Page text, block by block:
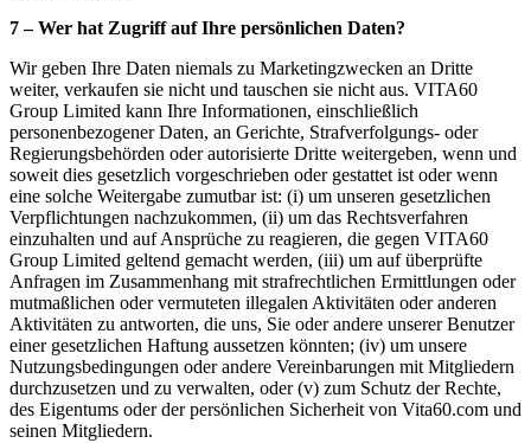
7 – Wer hat Zugriff auf Ihre persönlichen Daten?
Wir geben Ihre Daten niemals zu Marketingzwecken an Dritte
weiter, verkaufen sie nicht und tauschen sie nicht aus. VITA60
Group Limited kann Ihre Informationen, einschließlich
personenbezogener Daten, an Gerichte, Strafverfolgungs- oder
Regierungsbehörden oder autorisierte Dritte weitergeben, wenn und
soweit dies gesetzlich vorgeschrieben oder gestattet ist oder wenn
eine solche Weitergabe zumutbar ist: (i) um unseren gesetzlichen
Verpflichtungen nachzukommen, (ii) um das Rechtsverfahren
einzuhalten und auf Ansprüche zu reagieren, die gegen VITA60
Group Limited geltend gemacht werden, (iii) um auf überprüfte
Anfragen im Zusammenhang mit strafrechtlichen Ermittlungen oder
mutmaßlichen oder vermuteten illegalen Aktivitäten oder anderen
Aktivitäten zu antworten, die uns, Sie oder andere unserer Benutzer
einer gesetzlichen Haftung aussetzen könnten; (iv) um unsere
Nutzungsbedingungen oder andere Vereinbarungen mit Mitgliedern
durchzusetzen und zu verwalten, oder (v) zum Schutz der Rechte,
des Eigentums oder der persönlichen Sicherheit von Vita60.com und
seinen Mitgliedern.